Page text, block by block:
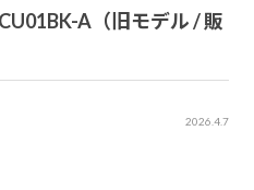
A（旧モデル / 販
2026.4.7